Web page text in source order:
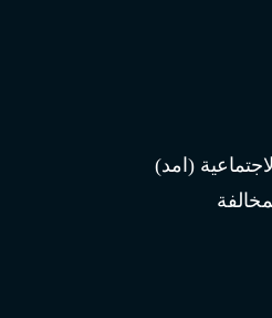
(امد)